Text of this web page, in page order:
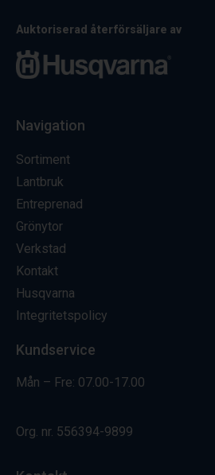
Auktoriserad återförsäljare av
Navigation
Sortiment
Lantbruk
Entreprenad
Grönytor
Verkstad
Kontakt
Husqvarna
Integritetspolicy
Kundservice
Mån – Fre: 07.00-17.00
Org. nr. 556394-9899